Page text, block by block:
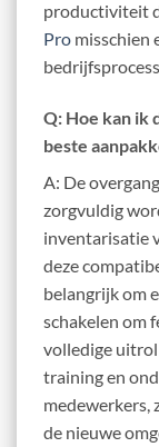
productiviteit
Pro misschien
Q: Hoe kan ik
beste
A: De
zorgvuldig
inventarisatie
deze
belangrijk om
schakelen om
volledige
training en
medewerkers,
de nieuwe